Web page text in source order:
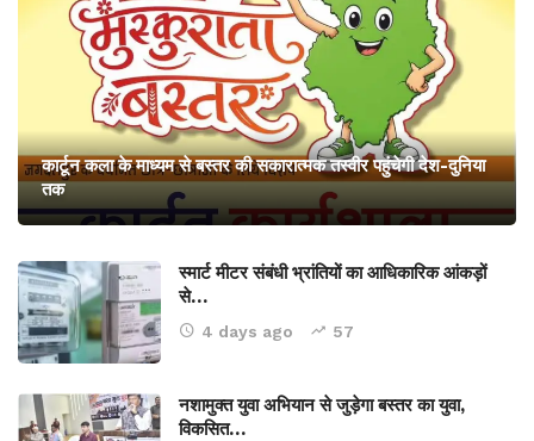
कार्टून कला के माध्यम से बस्तर की सकारात्मक तस्वीर पहुंचेगी देश-दुनिया
तक
स्मार्ट मीटर संबंधी भ्रांतियों का आधिकारिक आंकड़ों
से…
4 days ago 57
नशामुक्त युवा अभियान से जुड़ेगा बस्तर का युवा,
विकसित…